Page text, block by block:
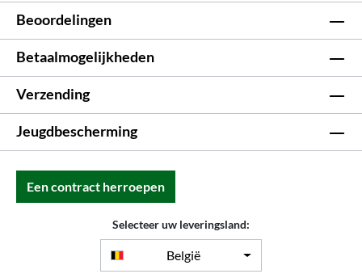
Beoordelingen
Betaalmogelijkheden
Verzending
Jeugdbescherming
Een contract herroepen
Selecteer uw leveringsland:
België